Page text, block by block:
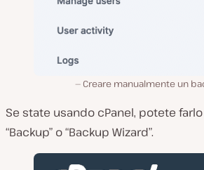
Creare manualmente un
Se state usando cPanel, potete
“Backup” o “Backup Wizard”.